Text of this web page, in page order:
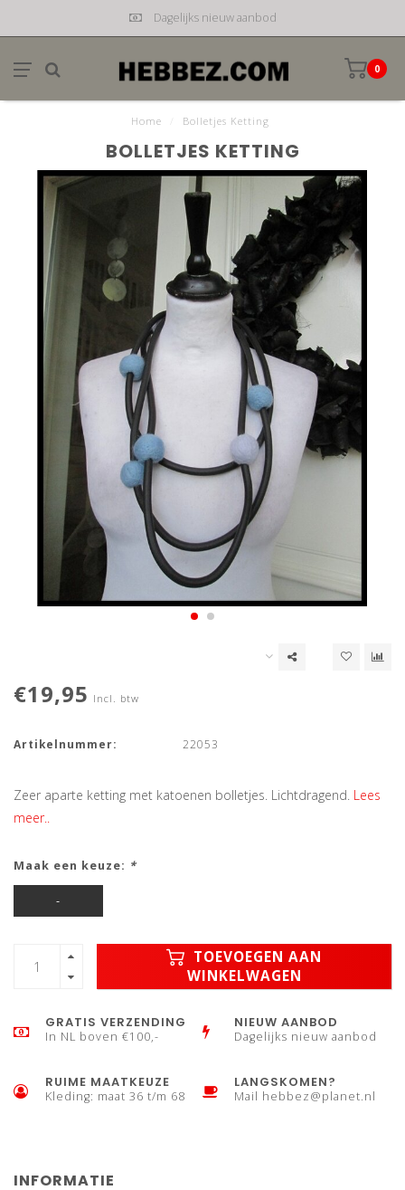
Dagelijks nieuw aanbod
0
Home Bolletjes Ketting
BOLLETJES KETTING
€19,95 Incl. btw
Artikelnummer: 22053
Zeer aparte ketting met katoenen bolletjes. Lichtdragend. Lees
meer..
Maak een keuze: *
-
TOEVOEGEN AAN
WINKELWAGEN
GRATIS VERZENDING
In NL boven €100,-
NIEUW AANBOD
Dagelijks nieuw aanbod
RUIME MAATKEUZE
Kleding: maat 36 t/m 68
LANGSKOMEN?
Mail hebbez@planet.nl
INFORMATIE